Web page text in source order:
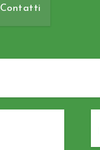
Contatti